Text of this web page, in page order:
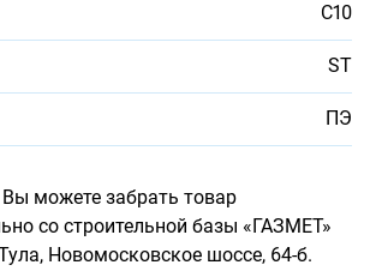
С10
ST
ПЭ
Вы можете забрать товар
со строительной базы «ГАЗМЕТ»
Новомосковское шоссе, 64-б.